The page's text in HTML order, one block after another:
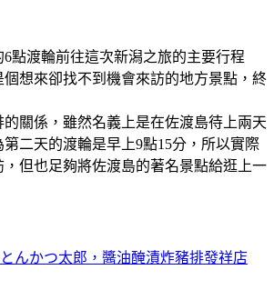
點渡輪前往這次新潟之旅的主要行程
個想來卻找不到機會來訪的地方景點，終
的關係，雖然名義上是在佐渡島待上兩天
二天的渡輪是早上9點15分，所以實際
，但也足夠將佐渡島的著名景點給逛上一
んかつ太郎，醬油醃漬炸豬排發祥店